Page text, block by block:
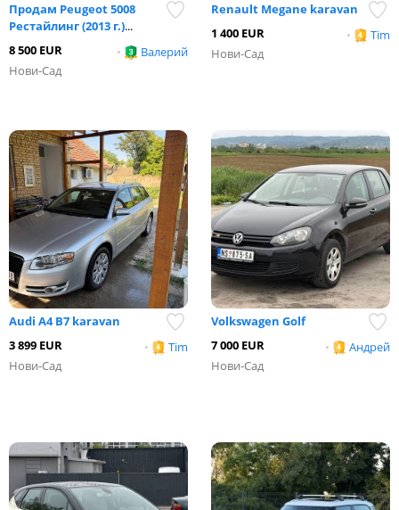
Продам Peugeot 5008
Рестайлинг (2013 г.)...
•
Валерий
8 500 EUR
Нови-Сад
Renault Megane karavan
•
Tim
1 400 EUR
Нови-Сад
Audi A4 B7 karavan
•
Tim
3 899 EUR
Нови-Сад
Volkswagen Golf
•
Андрей
7 000 EUR
Нови-Сад